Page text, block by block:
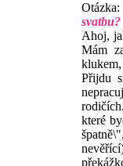
svatbu?
Ahoj,
Mám
Přijdu
které